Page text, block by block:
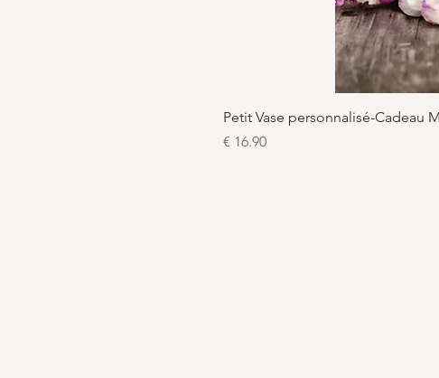
Petit Vase personnalisé-Cadeau
السعر